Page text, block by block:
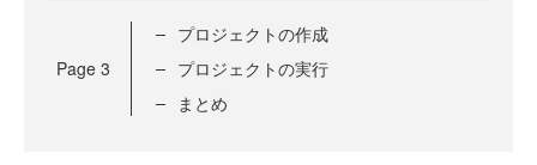
Page 3
プロジェクトの作成
プロジェクトの実行
まとめ